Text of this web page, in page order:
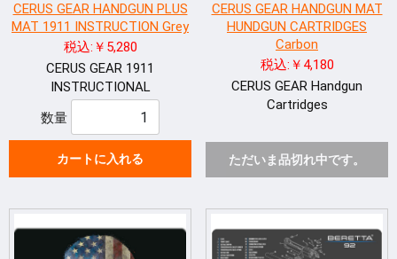
CERUS GEAR HANDGUN PLUS
MAT 1911 INSTRUCTION Grey
税込:￥5,280
CERUS GEAR 1911
INSTRUCTIONAL
数量
カートに入れる
CERUS GEAR HANDGUN MAT
HUNDGUN CARTRIDGES
Carbon
税込:￥4,180
CERUS GEAR Handgun
Cartridges
ただいま品切れ中です。